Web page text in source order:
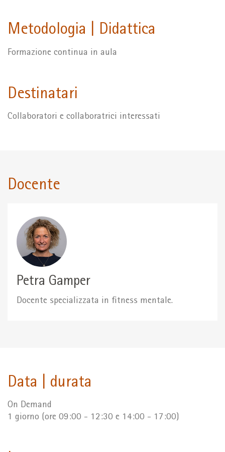
Metodologia | Didattica
Formazione continua in aula
Destinatari
Collaboratori e collaboratrici interessati
Docente
Petra Gamper
Docente specializzata in fitness mentale.
Data | durata
On Demand
1 giorno (ore 09:00 - 12:30 e 14:00 - 17:00)